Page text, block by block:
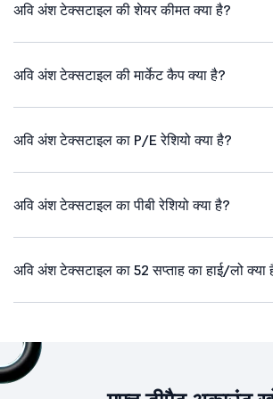
अवि अंश टेक्सटाइल की शेयर कीमत क्या है?
अवि अंश टेक्सटाइल की मार्केट कैप क्या है?
अवि अंश टेक्सटाइल का P/E रेशियो क्या है?
अवि अंश टेक्सटाइल का पीबी रेशियो क्या है?
अवि अंश टेक्सटाइल का 52 सप्ताह का हाई/लो क्या